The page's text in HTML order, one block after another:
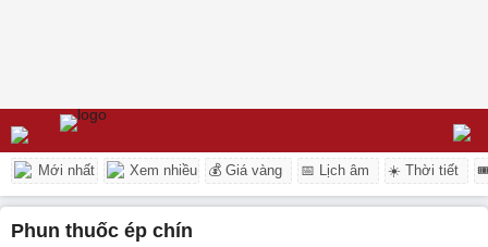
Mới nhất Xem nhiều 💰 Giá vàng 📅 Lịch âm ☀️ Thời tiết
phun thuốc ép chín